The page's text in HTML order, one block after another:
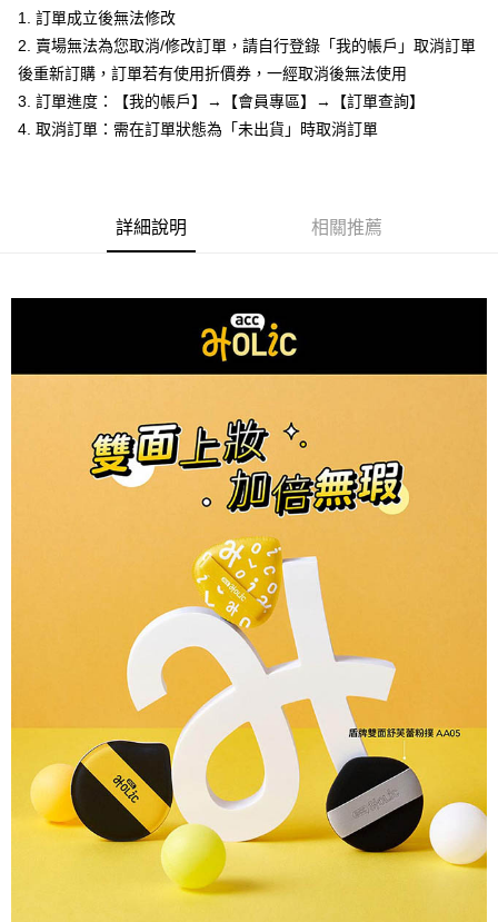
１．透過由恩沛科技股份有限公司提供之「AFTEE先享後付」服務完成之交
易，需依本服務之必要範圍內提供個人資料，並將交易相關給付款項請求債
權轉讓予恩沛科技股份有限公司。
２．關於個人資料處理事宜，請瀏覽以下網址：
https://aftee.tw/terms/#terms3
時審查核予不同之上限額度；若仍有額度不足之情形，本公司將視審查結果
請求用戶進行身份認證。
宅配
每筆NT$90，滿NT$599(含以上)免運費
1. 訂單成立後無法修改
2. 賣場無法為您取消/修改訂單，請自行登錄「我的帳戶」取消訂單
後重新訂購，訂單若有使用折價券，一經取消後無法使用
3. 訂單進度：【我的帳戶】→【會員專區】→【訂單查詢】
4. 取消訂單：需在訂單狀態為「未出貨」時取消訂單
詳細說明 相關推薦